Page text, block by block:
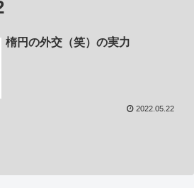
楕円の外交（笑）の実力
2022.05.22